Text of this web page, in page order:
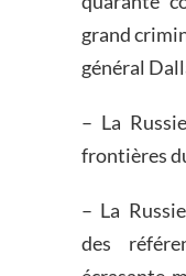
grand
général
– La
frontières
– La
des